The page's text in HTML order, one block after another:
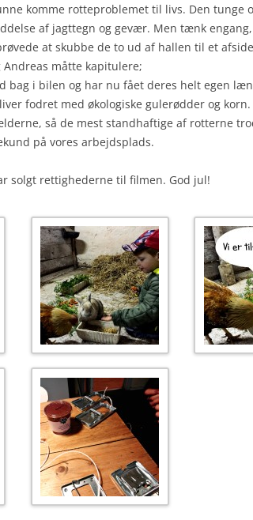
komme rotteproblemet til livs. Den tunge
af jagttegn og gevær. Men tænk
at skubbe de to ud af hallen til et
måtte kapitulere;
bag i bilen og har nu fået deres helt egen
fodret med økologiske gulerødder og
så de mest standhaftige af rotterne
på vores arbejdsplads.
solgt rettighederne til filmen. God jul!